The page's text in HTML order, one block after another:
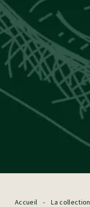
Accueil - La collection